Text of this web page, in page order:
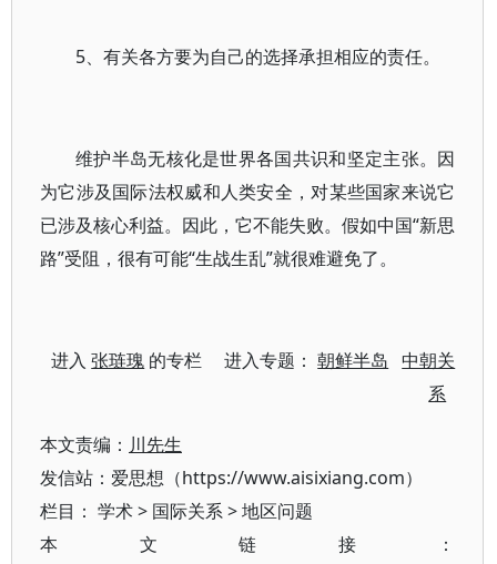
5、有关各方要为自己的选择承担相应的责任。
维护半岛无核化是世界各国共识和坚定主张。因
为它涉及国际法权威和人类安全，对某些国家来说它
已涉及核心利益。因此，它不能失败。假如中国“新思
路”受阻，很有可能“生战生乱”就很难避免了。
进入张琏瑰 的专栏 进入专题：朝鲜半岛
中朝关
系
本文责编： 川先生
发信站：爱思想（https://www.aisixiang.com）
栏目： 学术> 国际关系>地区问题
本文链接：